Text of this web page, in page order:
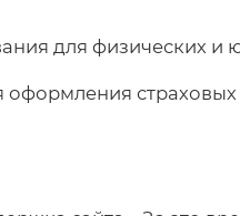
для физических и
оформления